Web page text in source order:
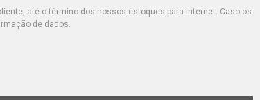
até o término dos nossos estoques para internet. Caso os
de dados.